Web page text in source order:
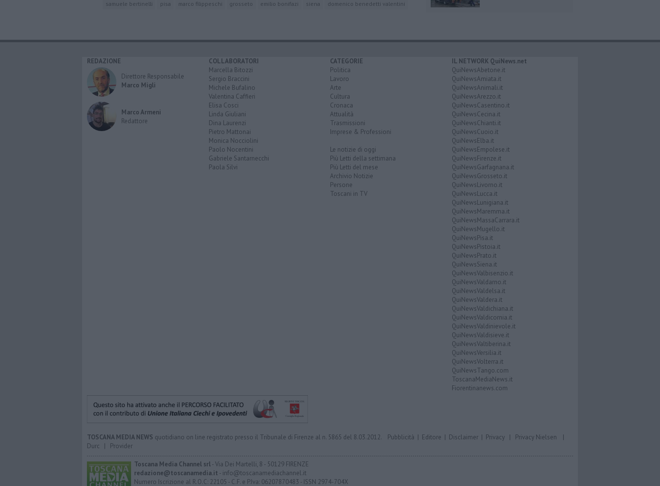
samuele bertinelli
pisa marco filippeschi grosseto emilio bonifazi siena domenico benedetti valentini
REDAZIONE
Direttore Responsabile
Marco Migli
Marco Armeni
Redattore
COLLABORATORI
Marcella Bitozzi
Sergio Braccini
Michele Bufalino
Valentina Caffieri
Elisa Cosci
Linda Giuliani
Dina Laurenzi
Pietro Mattonai
Monica Nocciolini
Paolo Nocentini
Gabriele Santarnecchi
Paola Silvi
CATEGORIE
Politica
Lavoro
Arte
Cultura
Cronaca
Attualità
Trasmissioni
Imprese & Professioni
Le notizie di oggi
Più Letti della settimana
Più Letti del mese
Archivio Notizie
Persone
Toscani in TV
IL NETWORK QuiNews.net
QuiNewsAbetone.it
QuiNewsAmiata.it
QuiNewsAnimali.it
QuiNewsArezzo.it
QuiNewsCasentino.it
QuiNewsCecina.it
QuiNewsChianti.it
QuiNewsCuoio.it
QuiNewsElba.it
QuiNewsEmpolese.it
QuiNewsFirenze.it
QuiNewsGarfagnana.it
QuiNewsGrosseto.it
QuiNewsLivorno.it
QuiNewsLucca.it
QuiNewsLunigiana.it
QuiNewsMaremma.it
QuiNewsMassaCarrara.it
QuiNewsMugello.it
QuiNewsPisa.it
QuiNewsPistoia.it
QuiNewsPrato.it
QuiNewsSiena.it
QuiNewsValbisenzio.it
QuiNewsValdarno.it
QuiNewsValdelsa.it
QuiNewsValdera.it
QuiNewsValdichiana.it
QuiNewsValdicornia.it
QuiNewsValdinievole.it
QuiNewsValdisieve.it
QuiNewsValtiberina.it
QuiNewsVersilia.it
QuiNewsVolterra.it
QuiNewsTango.com
ToscanaMediaNews.it
Fiorentinanews.com
TOSCANA MEDIA NEWS quotidiano on line registrato presso il Tribunale di Firenze al n. 5865 del 8.03.2012. Pubblicità | Editore | Disclaimer | Privacy | Privacy Nielsen |
Durc | Provider
Toscana Media Channel srl- Via Dei Martelli, 8 - 50129 FIRENZE
redazione@toscanamedia.it - info@toscanamediachannel.it
Numero Iscrizione al R.O.C: 22105 - C.F. e P.Iva: 06207870483 - ISSN 2974-704X